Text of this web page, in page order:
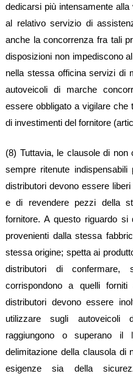
dedicarsi più intensamente
al relativo servizio di
anche la concorrenza fra tali
disposizioni non impediscono
nella stessa officina servizi di
autoveicoli di marche
essere obbligato a vigilare che
di investimenti del fornitore
(8) Tuttavia, le clausole di
sempre ritenute
distributori devono essere
e di revendere pezzi della
fornitore. A questo riguardo
provenienti dalla stessa
stessa origine; spetta ai
distributori di
corrispondono a quelli forniti
distributori devono essere
utilizzare sugli autoveicoli
raggiungono o superano il
delimitazione della clausola di
esigenze sia della